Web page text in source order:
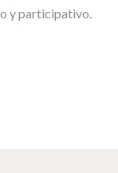
y participativo.